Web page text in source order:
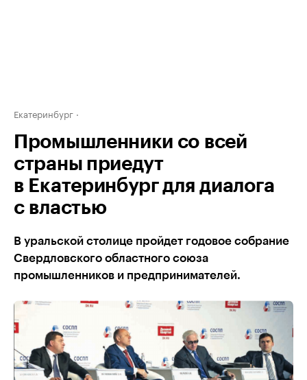
Екатеринбург
Промышленники со всей
страны приедут
в Екатеринбург для диалога
с властью
В уральской столице пройдет годовое собрание
Свердловского областного союза
промышленников и предпринимателей.